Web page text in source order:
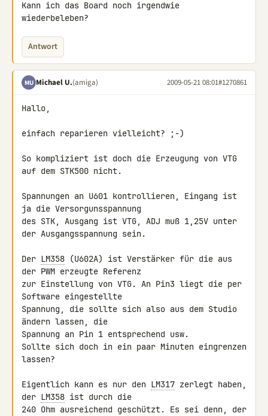
Kann ich das Board noch irgendwie
wiederbeleben?
Antwort
MU Michael U.(amiga) 2009-05-21 08:01#1270861
Hallo,
einfach reparieren vielleicht? ;-)
So kompliziert ist doch die Erzeugung von VTG
auf dem STK500 nicht.
Spannungen an U601 kontrollieren, Eingang ist
ja die Versorgunsspannung
des STK, Ausgang ist VTG, ADJ muß 1,25V unter
der Ausgangsspannung sein.
Der LM358 (U602A) ist Verstärker für die aus
der PWM erzeugte Referenz
zur Einstellung von VTG. An Pin3 liegt die per
Software eingestellte
Spannung, die sollte sich also aus dem Studio
ändern lassen, die
Spannung an Pin 1 entsprechend usw.
Sollte sich doch in ein paar Minuten eingrenzen
lassen?
Eigentlich kann es nur den LM317 zerlegt haben,
der LM358 ist durch die